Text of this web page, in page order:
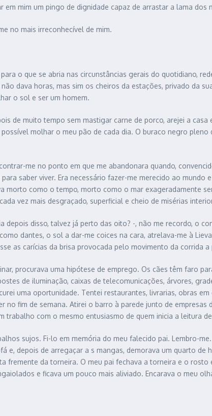
em mim um pingo de dignidade capaz de arrastar a lama
no mais irreconhecível de mim.
o que se abria nas circunstâncias gerais do quotidiano,
dava horas, mas sim os cheiros da estações, privado da
o sol e ser um homem.
de muito tempo sem mastigar carne de porco, arejei a
molhar o meu pão de cada dia. O buraco negro
me no ponto em que me abandonara quando,
saber viver. Era necessário fazer-me merecido ao
morto como o tempo, morto como o mar exageradamente
vez mais desgraçado, superficial e cheio de misérias
depois disso, talvez já perto das oito? -, não me recordo, o
dantes, o sol a dar-me coices na cara, atrelava-me à
as carícias da brisa provocada pelo movimento da corrida
procurava uma hipótese de emprego. Os cães têm faro
de iluminação, caixas de telecomunicações, árvores,
uma oportunidade. Tentei restaurantes, livrarias, obras
no fim de semana. Atirei o barro à parede junto de
trabalho com o mesmo entusiasmo de quem inicia a leitura
sujos. Fi-lo em memória do meu falecido pai. Lembro-
e, depois de arregaçar a s mangas, demorava um quarto
fremente da torneira. O meu pai fechava a torneira e o
e ficava um pouco mais aliviado. Encarava o meu